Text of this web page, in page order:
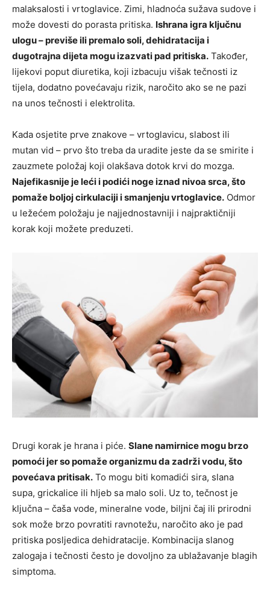
malaksalosti i vrtoglavice. Zimi, hladnoća sužava sudove i
može dovesti do porasta pritiska. Ishrana igra ključnu
ulogu – previše ili premalo soli, dehidratacija i
dugotrajna dijeta mogu izazvati pad pritiska. Također,
lijekovi poput diuretika, koji izbacuju višak tečnosti iz
tijela, dodatno povećavaju rizik, naročito ako se ne pazi
na unos tečnosti i elektrolita.
Kada osjetite prve znakove – vrtoglavicu, slabost ili
mutan vid – prvo što treba da uradite jeste da se smirite i
zauzmete položaj koji olakšava dotok krvi do mozga.
Najefikasnije je leći i podići noge iznad nivoa srca, što
pomaže boljoj cirkulaciji i smanjenju vrtoglavice. Odmor
u ležećem položaju je najjednostavniji i najpraktičniji
korak koji možete preduzeti.
Drugi korak je hrana i piće. Slane namirnice mogu brzo
pomoći jer so pomaže organizmu da zadrži vodu, što
povećava pritisak. To mogu biti komadići sira, slana
supa, grickalice ili hljeb sa malo soli. Uz to, tečnost je
ključna – čaša vode, mineralne vode, biljni čaj ili prirodni
sok može brzo povratiti ravnotežu, naročito ako je pad
pritiska posljedica dehidratacije. Kombinacija slanog
zalogaja i tečnosti često je dovoljno za ublažavanje blagih
simptoma.